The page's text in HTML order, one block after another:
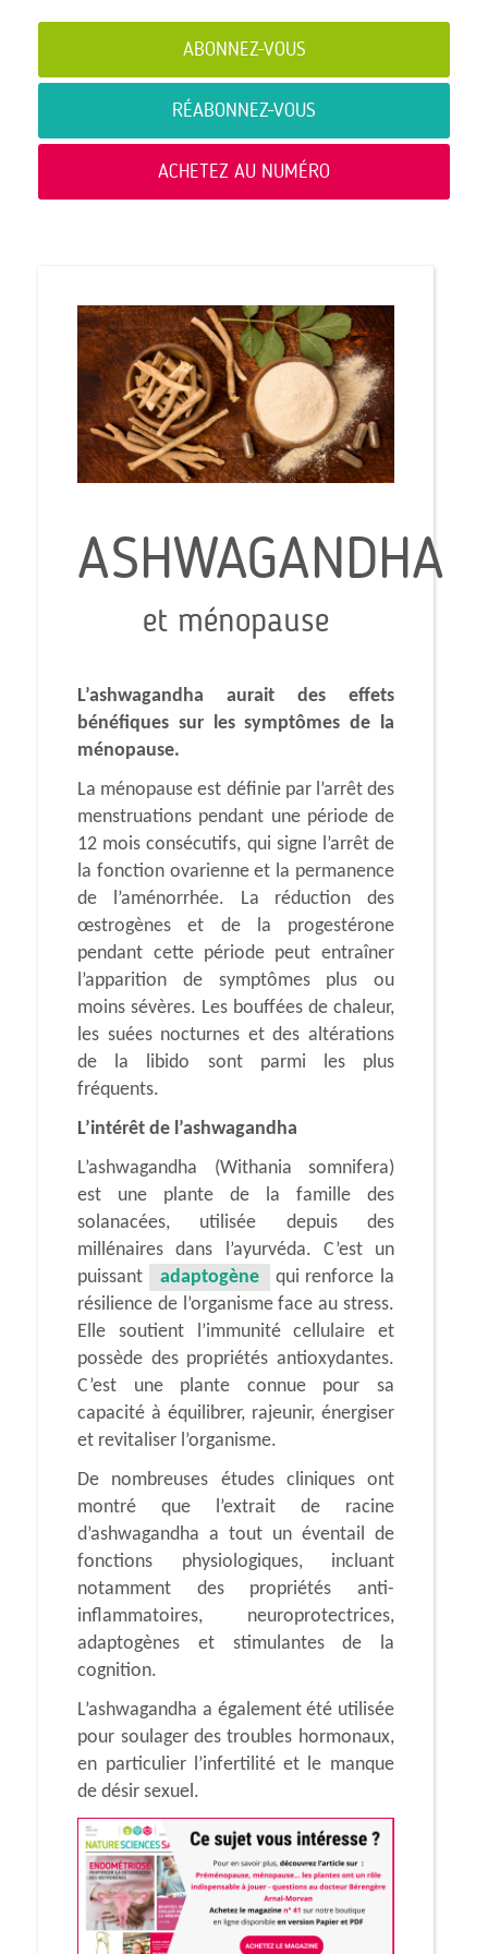
ABONNEZ-VOUS
RÉABONNEZ-VOUS
ACHETEZ AU NUMÉRO
ASHWAGANDHA
et ménopause
L’ashwagandha aurait des effets
bénéfiques sur les symptômes de la
ménopause.
La ménopause est définie par l’arrêt des
menstruations pendant une période de
12 mois consécutifs, qui signe l’arrêt de
la fonction ovarienne et la permanence
de l’aménorrhée. La réduction des
œstrogènes et de la progestérone
pendant cette période peut entraîner
l’apparition de symptômes plus ou
moins sévères. Les bouffées de chaleur,
les suées nocturnes et des altérations
de la libido sont parmi les plus
fréquents.
L’intérêt de l’ashwagandha
L’ashwagandha (Withania somnifera)
est une plante de la famille des
solanacées, utilisée depuis des
millénaires dans l’ayurvéda. C’est un
puissant
adaptogène
qui renforce la
résilience de l’organisme face au stress.
Elle soutient l’immunité cellulaire et
possède des propriétés antioxydantes.
C’est une plante connue pour sa
capacité à équilibrer, rajeunir, énergiser
et revitaliser l’organisme.
De nombreuses études cliniques ont
montré que l’extrait de racine
d’ashwagandha a tout un éventail de
fonctions physiologiques, incluant
notamment des propriétés anti-
inflammatoires, neuroprotectrices,
adaptogènes et stimulantes de la
cognition.
L’ashwagandha a également été utilisée
pour soulager des troubles hormonaux,
en particulier l’infertilité et le manque
de désir sexuel.